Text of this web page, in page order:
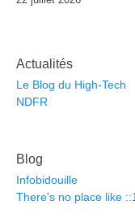
Actualités
Le Blog du High-Tech
NDFR
Blog
Infobidouille
There's no place like ::1